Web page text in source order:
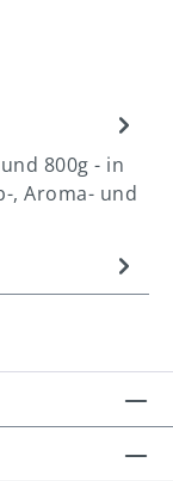
800g - in
, Aroma- und